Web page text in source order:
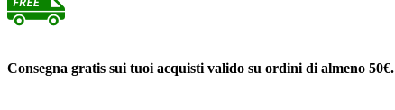
Consegna gratis sui tuoi acquisti valido su ordini di almeno 50€.